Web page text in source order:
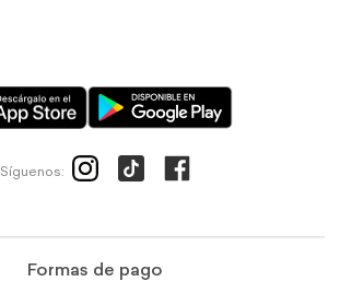
Síguenos:
Formas de pago